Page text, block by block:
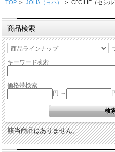
TOP > JOHA（ヨハ） > CECILIE（セシル
商品検索
キーワード検索
価格帯検索
円 ～
該当商品はありません。